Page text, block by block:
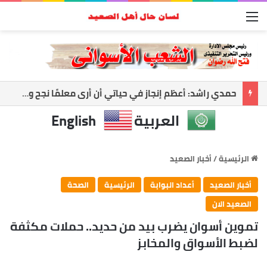
أسوان تواجه العاصفة.. رفع الجاهزية وتعليق الملاحة لحماية المواطنين
العربية English
الرئيسية/أخبار الصعيد
أخبار الصعيد
أعداد البوابة الرئيسية
الصحة
الصعيد الان
تموين أسوان يضرب بيد من حديد.. حملات مكثفة
لضبط الأسواق والمخابز